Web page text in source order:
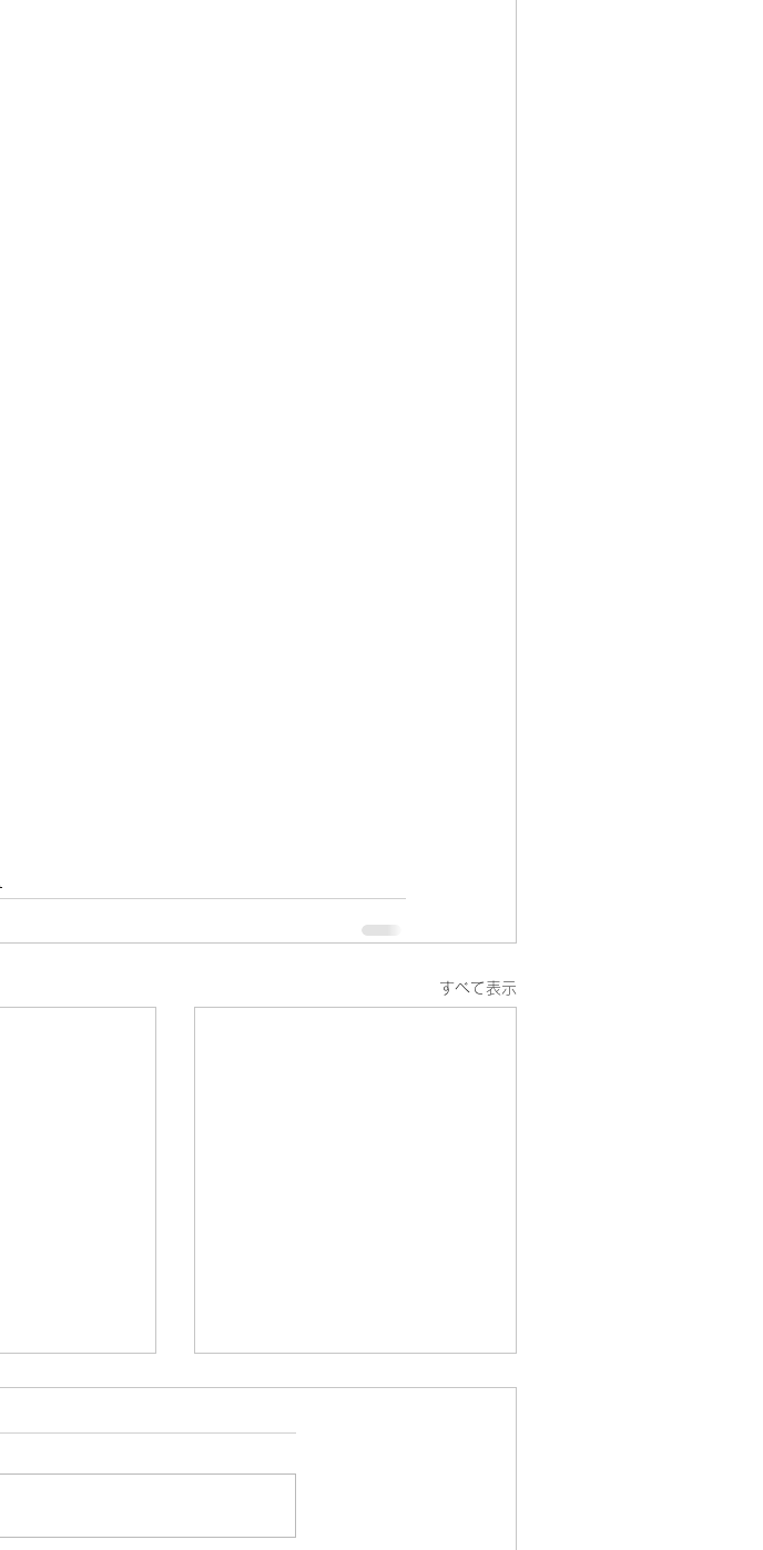
すべて表示